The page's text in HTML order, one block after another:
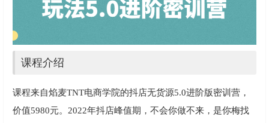
课程介绍
课程来自焰麦TNT电商学院的抖店无货源5.0进阶版密训营，
价值5980元。2022年抖店峰值期，不会你做不来，是你梅找